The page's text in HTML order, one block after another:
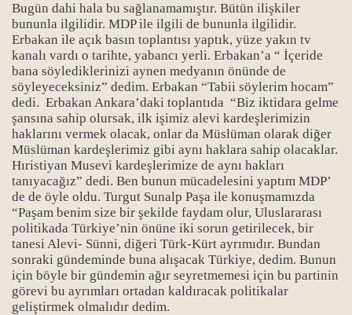
Bugün dahi hala bu sağlanamamıştır. Bütün ilişkiler
bununla ilgilidir. MDP ile ilgili de bununla ilgilidir.
Erbakan ile açık basın toplantısı yaptık, yüze yakın tv
kanalı vardı o tarihte, yabancı yerli. Erbakan’a “ İçeride
bana söylediklerinizi aynen medyanın önünde de
söyleyeceksiniz” dedim. Erbakan “Tabii söylerim hocam”
dedi. Erbakan Ankara’daki toplantıda “Biz iktidara gelme
şansına sahip olursak, ilk işimiz alevi kardeşlerimizin
haklarını vermek olacak, onlar da Müslüman olarak diğer
Müslüman kardeşlerimiz gibi aynı haklara sahip olacaklar.
Hıristiyan Musevi kardeşlerimize de aynı hakları
tanıyacağız” dedi. Ben bunun mücadelesini yaptım MDP’
de de öyle oldu. Turgut Sunalp Paşa ile konuşmamızda
“Paşam benim size bir şekilde faydam olur, Uluslararası
politikada Türkiye’nin önüne iki sorun getirilecek, bir
tanesi Alevi- Sünni, diğeri Türk-Kürt ayrımıdır. Bundan
sonraki gündeminde buna alışacak Türkiye, dedim. Bunun
için böyle bir gündemin ağır seyretmemesi için bu partinin
görevi bu ayrımları ortadan kaldıracak politikalar
geliştirmek olmalıdır dedim.